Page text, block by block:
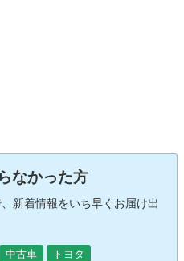
なかった方
新着情報をいち早くお届け出
中古車 トヨタ